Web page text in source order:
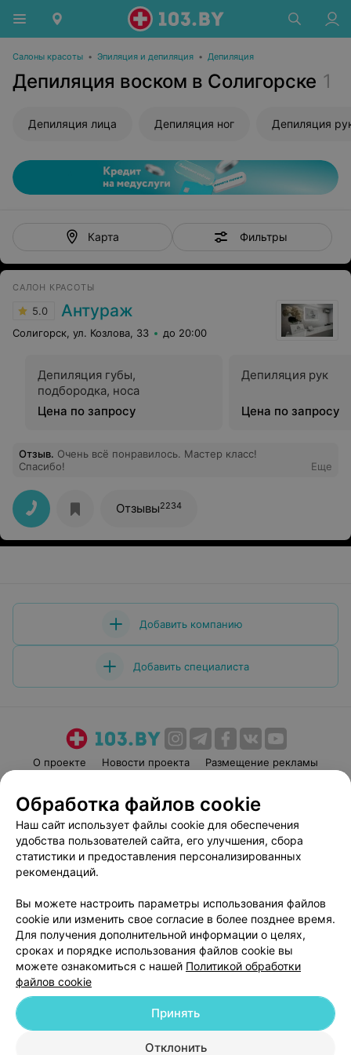
Салоны красоты • Эпиляция и депиляция • Депиляция
Депиляция воском в Солигорске 1
Депиляция лица Депиляция ног Депиляция
Карта Фильтры
САЛОН КРАСОТЫ
5.0 Антураж
Солигорск, ул. Козлова, 33 до 20:00
Депиляция губы,
подбородка, носа
Цена по запросу
Депиляция рук
Цена по запросу
Отзыв. Очень всё понравилось. Мастер класс!
Спасибо!
Еще
Отзывы2234
Добавить компанию
Добавить специалиста
О проекте Новости проекта
Размещение рекламы
Пользовательское соглашение
Способы оплаты
Вакансии
Партнеры
Написать руководителю 103.by
Обработка персональных данных
© 2026 ООО «Артокс Лаб», УНП 191700409
| 220012, Республика Беларусь,
г. Минск, улица Толбухина, 2, пом. 16 | help@103.by
Обработка файлов cookie
Наш сайт использует файлы cookie для обеспечения
удобства пользователей сайта, его улучшения, сбора
статистики и предоставления персонализированных
рекомендаций.
Вы можете настроить параметры использования файлов
cookie или изменить свое согласие в более позднее время.
Для получения дополнительной информации о целях,
сроках и порядке использования файлов cookie вы
можете ознакомиться с нашей Политикой обработки
файлов cookie
Отклонить
Принять